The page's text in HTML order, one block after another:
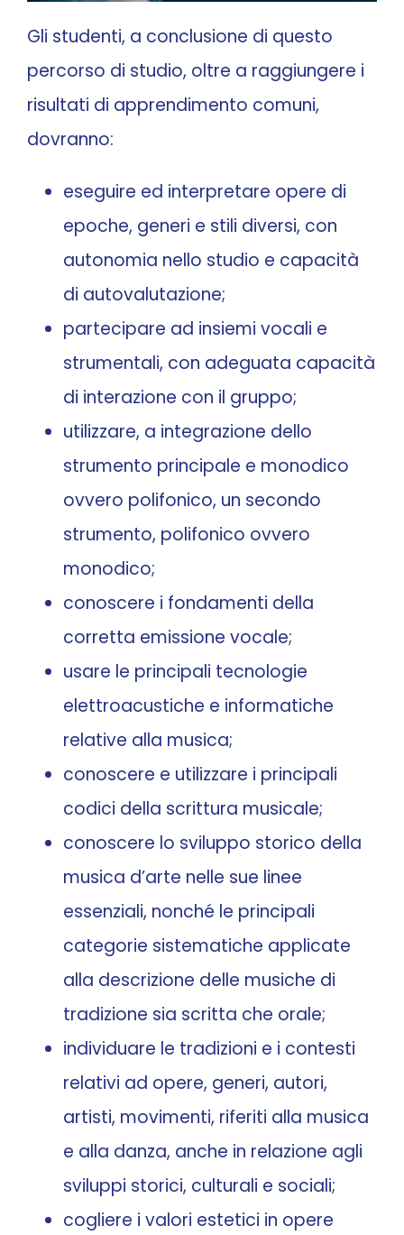
Gli studenti, a conclusione di questo
percorso di studio, oltre a raggiungere i
risultati di apprendimento comuni,
dovranno:
eseguire ed interpretare opere di
epoche, generi e stili diversi, con
autonomia nello studio e capacità
di autovalutazione;
partecipare ad insiemi vocali e
strumentali, con adeguata capacità
di interazione con il gruppo;
utilizzare, a integrazione dello
strumento principale e monodico
ovvero polifonico, un secondo
strumento, polifonico ovvero
monodico;
conoscere i fondamenti della
corretta emissione vocale;
usare le principali tecnologie
elettroacustiche e informatiche
relative alla musica;
conoscere e utilizzare i principali
codici della scrittura musicale;
conoscere lo sviluppo storico della
musica d’arte nelle sue linee
essenziali, nonché le principali
categorie sistematiche applicate
alla descrizione delle musiche di
tradizione sia scritta che orale;
individuare le tradizioni e i contesti
relativi ad opere, generi, autori,
artisti, movimenti, riferiti alla musica
e alla danza, anche in relazione agli
sviluppi storici, culturali e sociali;
cogliere i valori estetici in opere